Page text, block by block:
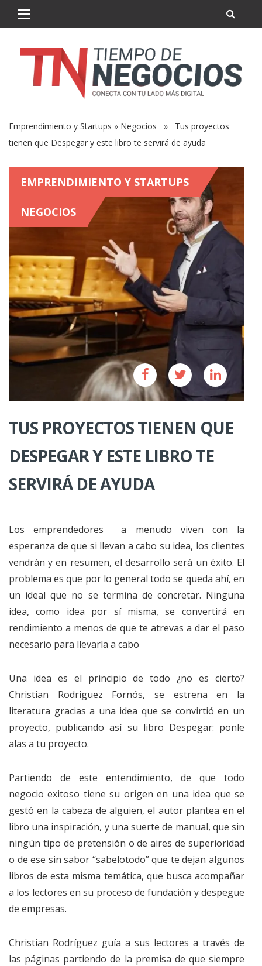
Emprendimiento y Startups » Negocios » Tus proyectos
tienen que Despegar y este libro te servirá de ayuda
EMPRENDIMIENTO Y STARTUPS
NEGOCIOS
TUS PROYECTOS TIENEN QUE
DESPEGAR Y ESTE LIBRO TE
SERVIRÁ DE AYUDA
Los emprendedores a menudo viven con la
esperanza de que si llevan a cabo su idea, los clientes
vendrán y en resumen, el desarrollo será un éxito. El
problema es que por lo general todo se queda ahí, en
un ideal que no se termina de concretar. Ninguna
idea, como idea por sí misma, se convertirá en
rendimiento a menos de que te atrevas a dar el paso
necesario para llevarla a cabo
Una idea es el principio de todo ¿no es cierto?
Christian Rodriguez Fornós, se estrena en la
literatura gracias a una idea que se convirtió en un
proyecto, publicando así su libro Despegar: ponle
alas a tu proyecto.
Partiendo de este entendimiento, de que todo
negocio exitoso tiene su origen en una idea que se
gestó en la cabeza de alguien, el autor plantea en el
libro una inspiración, y una suerte de manual, que sin
ningún tipo de pretensión o de aires de superioridad
o de ese sin sabor “sabelotodo” que te dejan algunos
libros de esta misma temática, que busca acompañar
a los lectores en su proceso de fundación y despegue
de empresas.
Christian Rodríguez guía a sus lectores a través de
las páginas partiendo de la premisa de que siempre